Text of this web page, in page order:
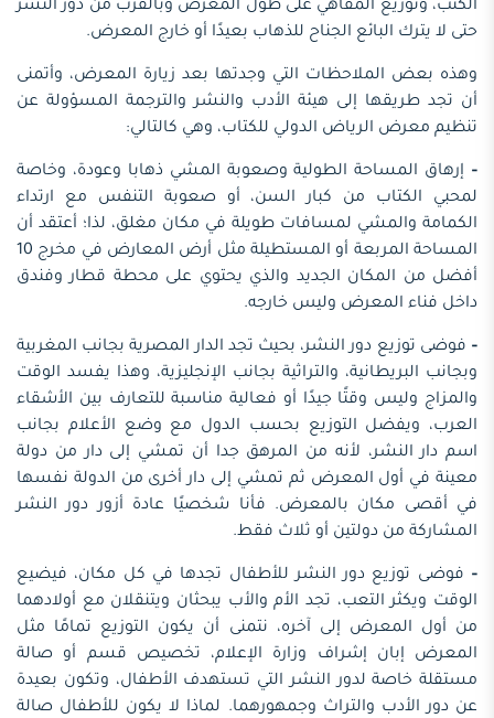
الكتب، وتوزيع المقاهي على طول المعرض وبالقرب من دور النشر
حتى لا يترك البائع الجناح للذهاب بعيدًا أو خارج المعرض.
وهذه بعض الملاحظات التي وجدتها بعد زيارة المعرض، وأتمنى
أن تجد طريقها إلى هيئة الأدب والنشر والترجمة المسؤولة عن
تنظيم معرض الرياض الدولي للكتاب، وهي كالتالي:
– إرهاق المساحة الطولية وصعوبة المشي ذهابا وعودة، وخاصة
لمحبي الكتاب من كبار السن، أو صعوبة التنفس مع ارتداء
الكمامة والمشي لمسافات طويلة في مكان مغلق، لذا؛ أعتقد أن
المساحة المربعة أو المستطيلة مثل أرض المعارض في مخرج 10
أفضل من المكان الجديد والذي يحتوي على محطة قطار وفندق
داخل فناء المعرض وليس خارجه.
– فوضى توزيع دور النشر، بحيث تجد الدار المصرية بجانب المغربية
وبجانب البريطانية، والتراثية بجانب الإنجليزية، وهذا يفسد الوقت
والمزاج وليس وقتًا جيدًا أو فعالية مناسبة للتعارف بين الأشقاء
العرب، ويفضل التوزيع بحسب الدول مع وضع الأعلام بجانب
اسم دار النشر، لأنه من المرهق جدا أن تمشي إلى دار من دولة
معينة في أول المعرض ثم تمشي إلى دار أخرى من الدولة نفسها
في أقصى مكان بالمعرض. فأنا شخصيًا عادة أزور دور النشر
المشاركة من دولتين أو ثلاث فقط.
– فوضى توزيع دور النشر للأطفال تجدها في كل مكان، فيضيع
الوقت ويكثر التعب، تجد الأم والأب يبحثان ويتنقلان مع أولادهما
من أول المعرض إلى آخره، نتمنى أن يكون التوزيع تمامًا مثل
المعرض إبان إشراف وزارة الإعلام، تخصيص قسم أو صالة
مستقلة خاصة لدور النشر التي تستهدف الأطفال، وتكون بعيدة
عن دور الأدب والتراث وجمهورهما. لماذا لا يكون للأطفال صالة